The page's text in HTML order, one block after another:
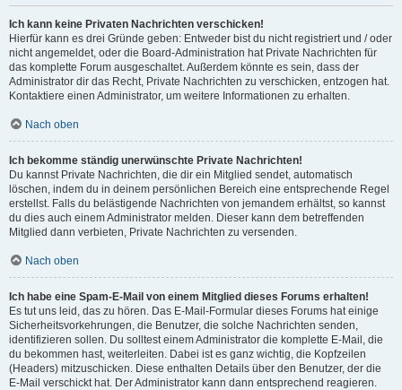
Ich kann keine Privaten Nachrichten verschicken!
Hierfür kann es drei Gründe geben: Entweder bist du nicht registriert und / oder
nicht angemeldet, oder die Board-Administration hat Private Nachrichten für
das komplette Forum ausgeschaltet. Außerdem könnte es sein, dass der
Administrator dir das Recht, Private Nachrichten zu verschicken, entzogen hat.
Kontaktiere einen Administrator, um weitere Informationen zu erhalten.
Nach oben
Ich bekomme ständig unerwünschte Private Nachrichten!
Du kannst Private Nachrichten, die dir ein Mitglied sendet, automatisch
löschen, indem du in deinem persönlichen Bereich eine entsprechende Regel
erstellst. Falls du belästigende Nachrichten von jemandem erhältst, so kannst
du dies auch einem Administrator melden. Dieser kann dem betreffenden
Mitglied dann verbieten, Private Nachrichten zu versenden.
Nach oben
Ich habe eine Spam-E-Mail von einem Mitglied dieses Forums erhalten!
Es tut uns leid, das zu hören. Das E-Mail-Formular dieses Forums hat einige
Sicherheitsvorkehrungen, die Benutzer, die solche Nachrichten senden,
identifizieren sollen. Du solltest einem Administrator die komplette E-Mail, die
du bekommen hast, weiterleiten. Dabei ist es ganz wichtig, die Kopfzeilen
(Headers) mitzuschicken. Diese enthalten Details über den Benutzer, der die
E-Mail verschickt hat. Der Administrator kann dann entsprechend reagieren.